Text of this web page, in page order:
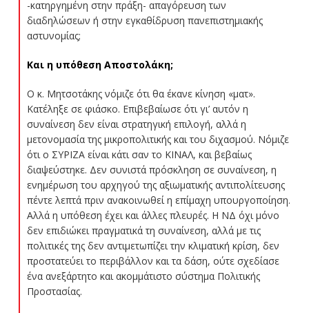
-κατηργημένη στην πράξη- απαγόρευση των
διαδηλώσεων ή στην εγκαθίδρυση πανεπιστημιακής
αστυνομίας;
Και η υπόθεση Αποστολάκη;
Ο κ. Μητσοτάκης νόμιζε ότι θα έκανε κίνηση «ματ».
Κατέληξε σε φιάσκο. Επιβεβαίωσε ότι γι’ αυτόν η
συναίνεση δεν είναι στρατηγική επιλογή, αλλά η
μετονομασία της μικροπολιτικής και του διχασμού. Νόμιζε
ότι ο ΣΥΡΙΖΑ είναι κάτι σαν το ΚΙΝΑΛ, και βεβαίως
διαψεύστηκε. Δεν συνιστά πρόσκληση σε συναίνεση, η
ενημέρωση του αρχηγού της αξιωματικής αντιπολίτευσης
πέντε λεπτά πριν ανακοινωθεί η επίμαχη υπουργοποίηση.
Αλλά η υπόθεση έχει και άλλες πλευρές. Η ΝΔ όχι μόνο
δεν επιδιώκει πραγματικά τη συναίνεση, αλλά με τις
πολιτικές της δεν αντιμετωπίζει την κλιματική κρίση, δεν
προστατεύει το περιβάλλον και τα δάση, ούτε σχεδίασε
ένα ανεξάρτητο και ακομμάτιστο σύστημα Πολιτικής
Προστασίας.